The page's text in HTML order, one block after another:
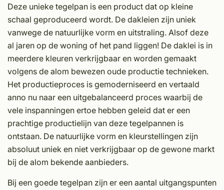
Deze unieke tegelpan is een product dat op kleine
schaal geproduceerd wordt. De dakleien zijn uniek
vanwege de natuurlijke vorm en uitstraling. Alsof deze
al jaren op de woning of het pand liggen! De daklei is in
meerdere kleuren verkrijgbaar en worden gemaakt
volgens de alom bewezen oude productie technieken.
Het productieproces is gemoderniseerd en vertaald
anno nu naar een uitgebalanceerd proces waarbij de
vele inspanningen ertoe hebben geleid dat er een
prachtige productielijn van deze tegelpannen is
ontstaan. De natuurlijke vorm en kleurstellingen zijn
absoluut uniek en niet verkrijgbaar op de gewone markt
bij de alom bekende aanbieders.
Bij een goede tegelpan zijn er een aantal uitgangspunten